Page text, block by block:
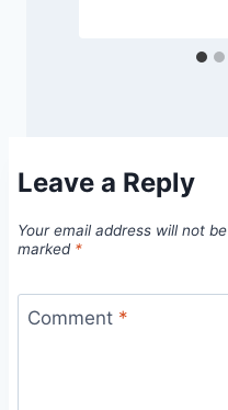
Leave a Reply
Your email address will not
marked *
Comment *